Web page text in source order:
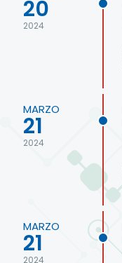
20
2024
MARZO
21
2024
MARZO
21
2024